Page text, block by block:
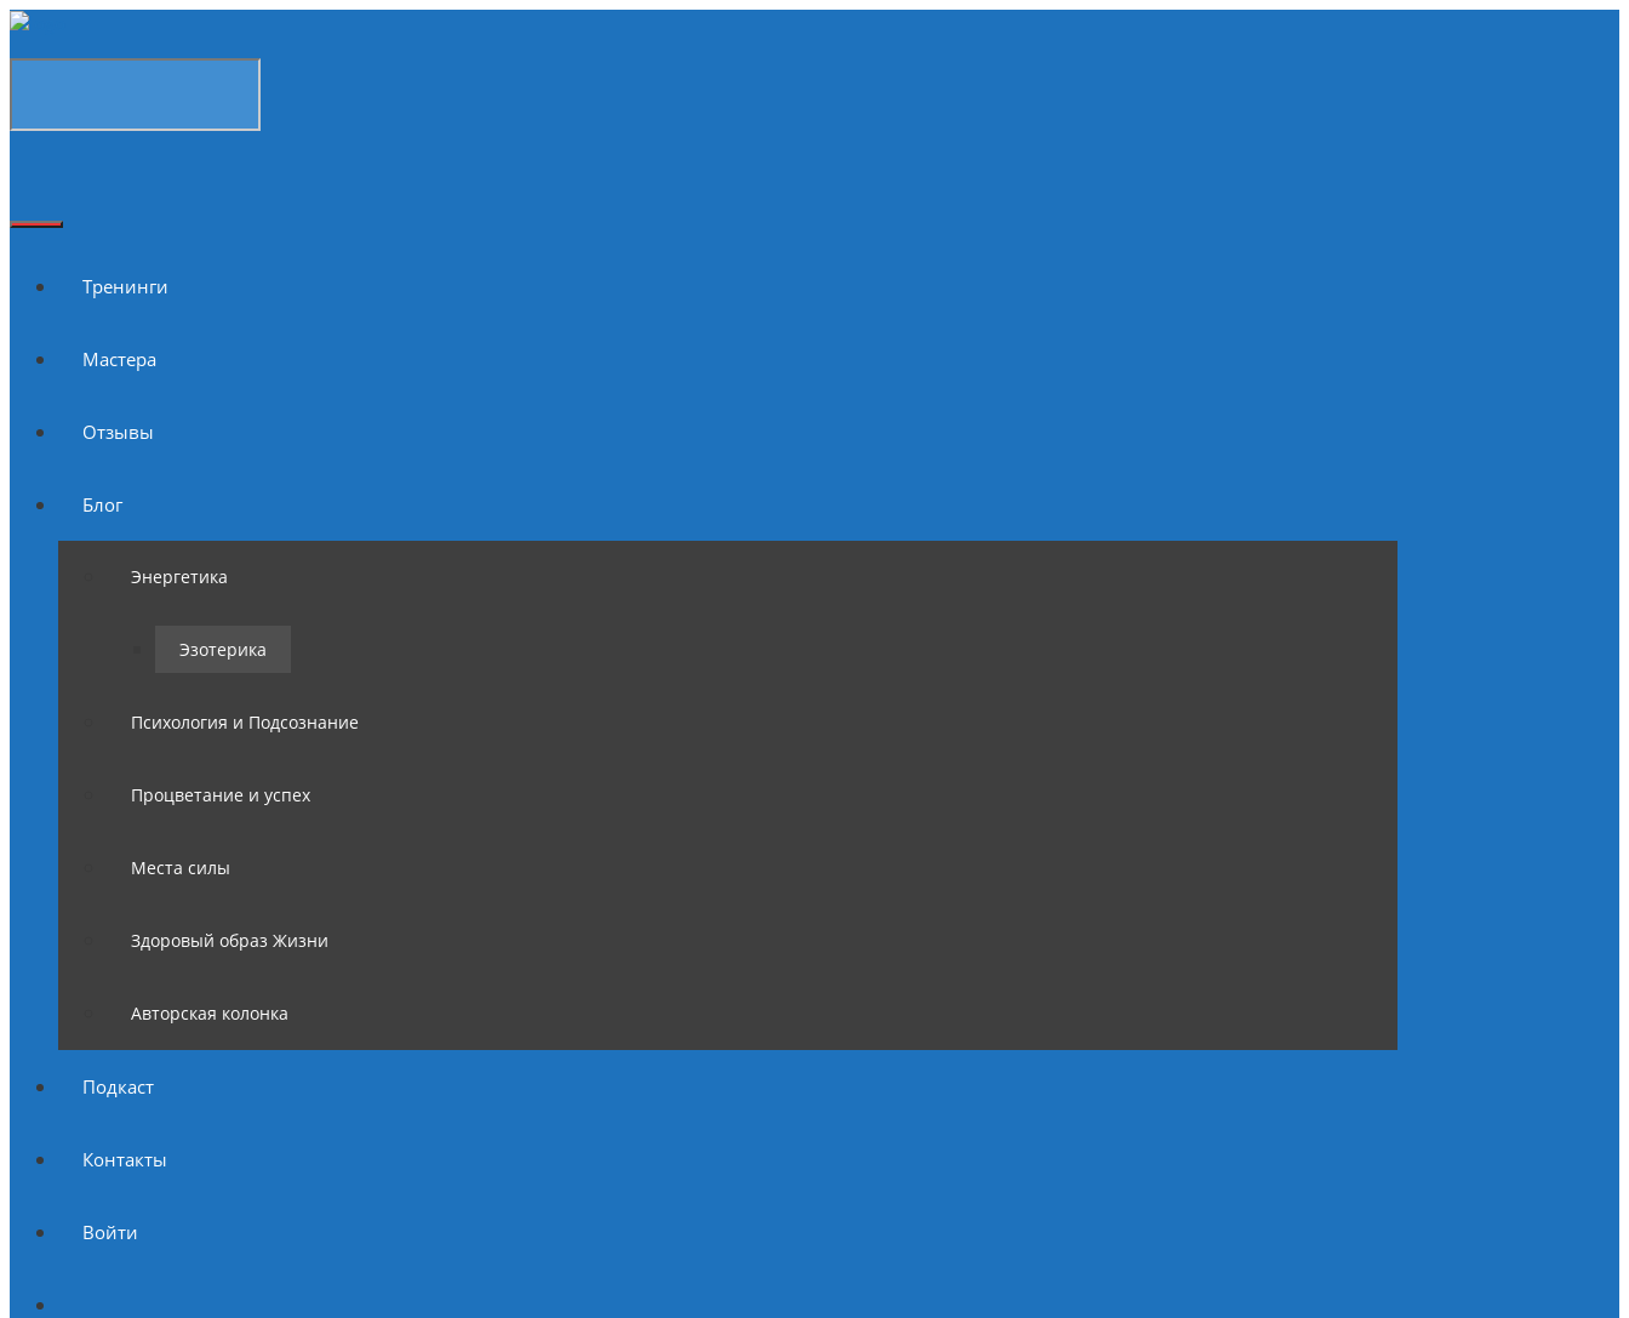
Тренинги
Мастера
Отзывы
Блог
Энергетика
Эзотерика
Психология и Подсознание
Процветание и успех
Места силы
Здоровый образ Жизни
Авторская колонка
Подкаст
Контакты
Войти